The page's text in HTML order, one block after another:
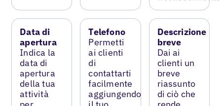
Data di
apertura
Indica la
data di
apertura
della tua
attività
Telefono
Permetti
ai clienti
di
contattarti
facilmente
aggiungendo
Descrizione
breve
Dai ai
clienti un
breve
riassunto
di ciò che